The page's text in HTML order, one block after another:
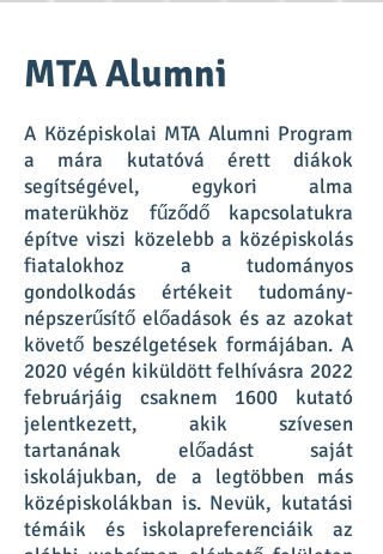
MTA Alumni
A Középiskolai MTA Alumni Program
a mára kutatóvá érett diákok
segítségével, egykori alma
materükhöz fűződő kapcsolatukra
építve viszi közelebb a középiskolás
fiatalokhoz a tudományos
gondolkodás értékeit tudomány-
népszerűsítő előadások és az azokat
követő beszélgetések formájában. A
2020 végén kiküldött felhívásra 2022
februárjáig csaknem 1600 kutató
jelentkezett, akik szívesen
tartanának előadást saját
iskolájukban, de a legtöbben más
középiskolákban is. Nevük, kutatási
témáik és iskolapreferenciáik az